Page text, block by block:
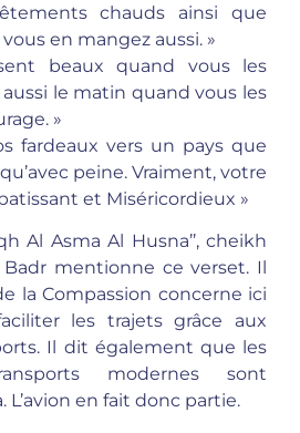
chauds ainsi que
en mangez aussi. »
beaux quand vous les
le matin quand vous les
»
fardeaux vers un pays que
peine. Vraiment, votre
et Miséricordieux »
Al Asma Al Husna’’, cheikh
Badr mentionne ce verset. Il
la Compassion concerne ici
les trajets grâce aux
Il dit également que les
modernes sont
L’avion en fait donc partie.